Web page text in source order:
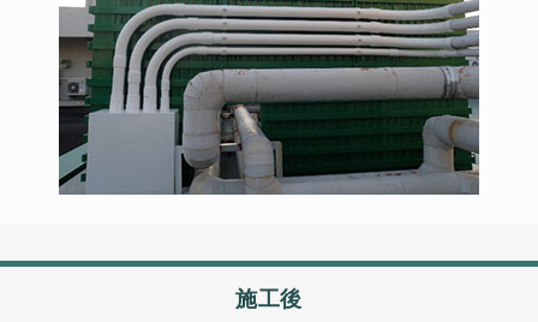
施工後